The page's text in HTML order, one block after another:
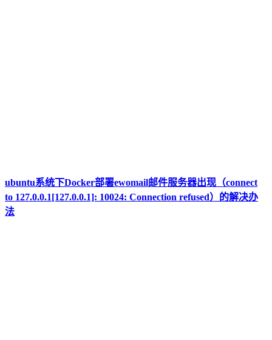
ubuntu系统下Docker部署ewomail邮件服务器出现（connect
to 127.0.0.1[127.0.0.1]: 10024: Connection refused）的解决办
法